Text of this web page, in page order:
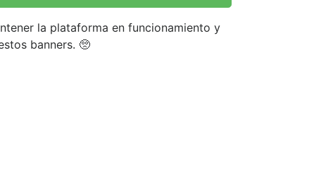
la plataforma en funcionamiento y
banners. 🥺